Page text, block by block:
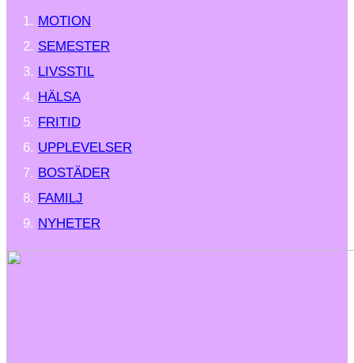
MOTION
SEMESTER
LIVSSTIL
HÄLSA
FRITID
UPPLEVELSER
BOSTÄDER
FAMILJ
NYHETER